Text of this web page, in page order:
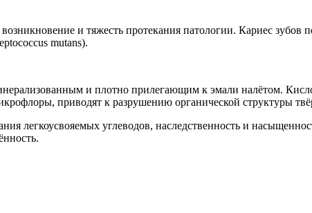
и тяжесть протекания патологии. Кариес зубов
mutans).
и плотно прилегающим к эмали налётом.
приводят к разрушению органической структуры
легкоусвояемых углеводов, наследственность и